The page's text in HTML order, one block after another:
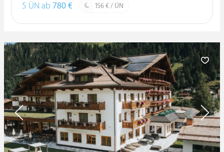
5 ÜN ab 780 € 156 € / ÜN